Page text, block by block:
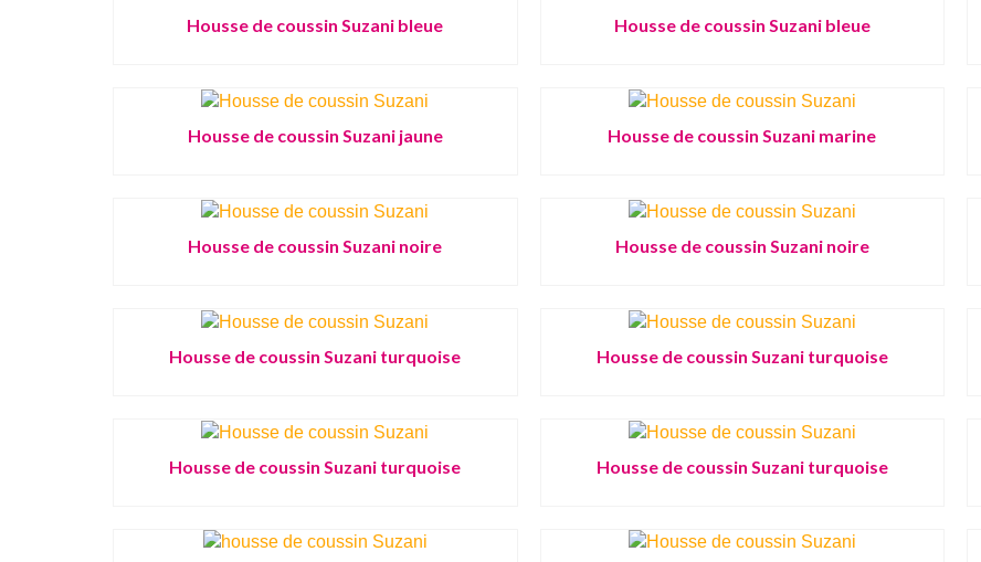
Housse de coussin Suzani bleue Housse de coussin Suzani bleue
Housse de coussin Suzani jaune Housse de coussin Suzani marine
Housse de coussin Suzani noire Housse de coussin Suzani noire
Housse de coussin Suzani turquoise Housse de coussin Suzani turquoise
Housse de coussin Suzani turquoise Housse de coussin Suzani turquoise